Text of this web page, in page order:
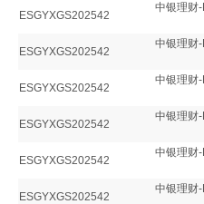
ESGYXGS202542
中银理财
ESGYXGS202542
中银理财
ESGYXGS202542
中银理财
ESGYXGS202542
中银理财
ESGYXGS202542
中银理财
ESGYXGS202542
中银理财